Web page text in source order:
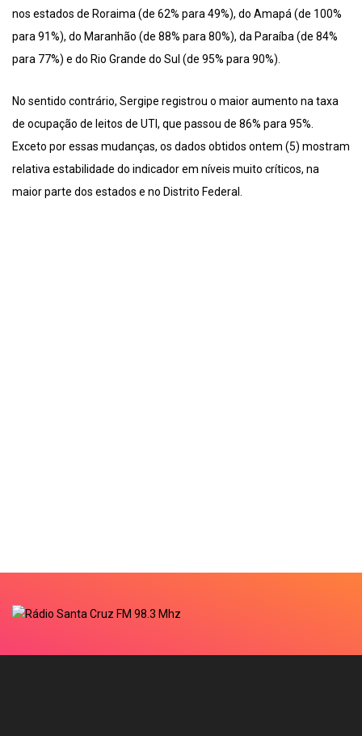
nos estados de Roraima (de 62% para 49%), do Amapá (de 100%
para 91%), do Maranhão (de 88% para 80%), da Paraíba (de 84%
para 77%) e do Rio Grande do Sul (de 95% para 90%).
No sentido contrário, Sergipe registrou o maior aumento na taxa
de ocupação de leitos de UTI, que passou de 86% para 95%.
Exceto por essas mudanças, os dados obtidos ontem (5) mostram
relativa estabilidade do indicador em níveis muito críticos, na
maior parte dos estados e no Distrito Federal.